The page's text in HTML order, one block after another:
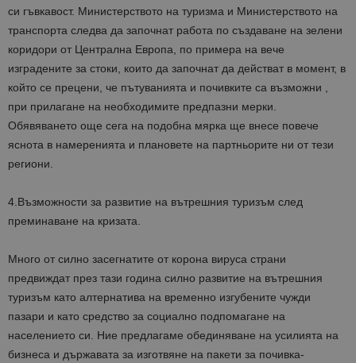
си гъвкавост. Министерството на туризма и Министерството на
транспорта следва да започнат работа по създаване на зелени
коридори от Централна Европа, по примера на вече
изградените за стоки, които да започнат да действат в момент, в
който се прецени, че пътуванията и почивките са възможни ,
при прилагане на необходимите предпазни мерки.
Обявяването още сега на подобна мярка ще внесе повече
яснота в намеренията и плановете на партньорите ни от тези
региони.
4.Възможности за развитие на вътрешния туризъм след
преминаване на кризата.
Много от силно засегнатите от корона вируса страни
предвиждат през тази година силно развитие на вътрешния
туризъм като алтернатива на временно изгубените чужди
пазари и като средство за социално подпомагане на
населението си. Ние предлагаме обединяване на усилията на
бизнеса и държавата за изготвяне на пакети за почивка-